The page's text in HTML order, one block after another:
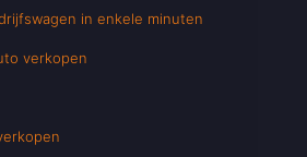
in enkele minuten
verkopen